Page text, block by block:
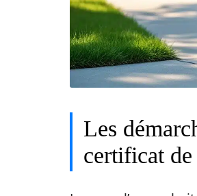
Les
certificat de